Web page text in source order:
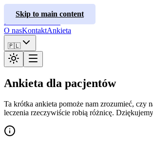
Skip to main content
ClusterInfo
Poradniki leczenia
O nasKontaktAnkieta
🇵🇱
Ankieta dla pacjentów
Ta krótka ankieta pomoże nam zrozumieć, czy
leczenia rzeczywiście robią różnicę.